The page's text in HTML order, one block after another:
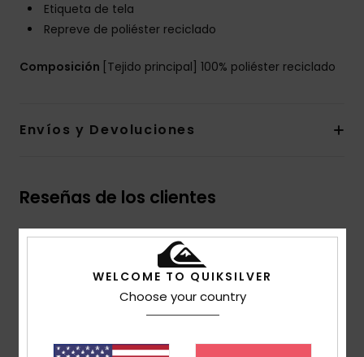
Etiqueta de tela
Repreve de poliéster reciclado
Composición [Tejido principal] 100% poliéster reciclado
Envíos y Devoluciones
Reseñas de los clientes
Puntuación media
5.0/5
basado en2 reseñas verificadas
WELCOME TO QUIKSILVER
Choose your country